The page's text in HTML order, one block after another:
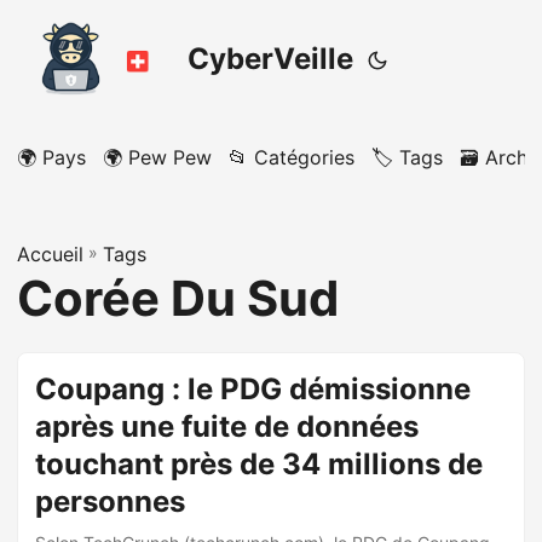
CyberVeille
🌍 Pays 🌍 Pew Pew 📂 Catégories 🏷️ Tags 🗃️
Accueil » Tags
Corée Du Sud
Coupang : le PDG démissionne
après une fuite de données
touchant près de 34 millions de
personnes